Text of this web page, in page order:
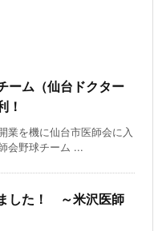
ーム（仙台ドクター
！
業を機に仙台市医師会に入
会野球チーム ...
した！ ～米沢医師